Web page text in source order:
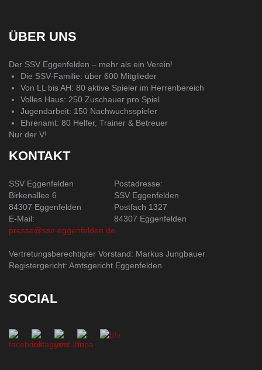
ÜBER UNS
Der SSV Eggenfelden – mehr als ein Verein!
Die SSV-Familie: über 600 Mitglieder
Von LL bis AH: 80 aktive Spieler im Herrenbereich
Volles Haus: 250 Zuschauer pro Spiel
Jugendarbeit: 150 Nachwuchsspieler
Ehrenamt: 80 Helfer, Trainer & Betreuer
Nur der V!
KONTAKT
SSV Eggenfelden
Birkenallee 6
84307 Eggenfelden
E-Mail:
presse@ssv-eggenfelden.de
Postadresse:
SSV Eggenfelden
Postfach 1327
84307 Eggenfelden
Vertretungsberechtigter Vorstand: Markus Jungbauer
Registergericht: Amtsgericht Eggenfelden
SOCIAL